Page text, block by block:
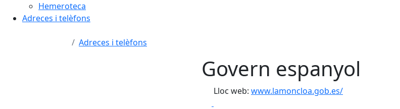
Hemeroteca
Adreces i telèfons
Adreces i telèfons
Govern espanyol
Lloc web: www.lamoncloa.gob.es/